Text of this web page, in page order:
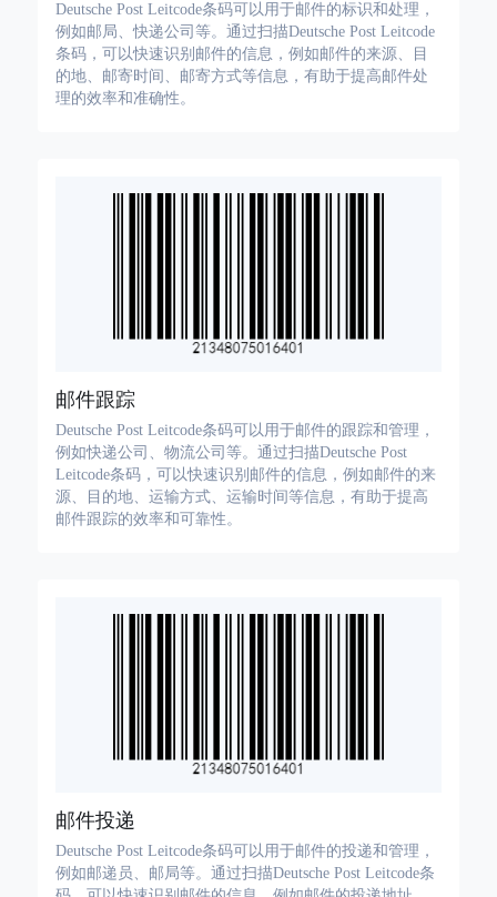
Deutsche Post Leitcode条码可以用于邮件的标识和处理，
例如邮局、快递公司等。通过扫描Deutsche Post Leitcode
条码，可以快速识别邮件的信息，例如邮件的来源、目
的地、邮寄时间、邮寄方式等信息，有助于提高邮件处
理的效率和准确性。
邮件跟踪
Deutsche Post Leitcode条码可以用于邮件的跟踪和管理，
例如快递公司、物流公司等。通过扫描Deutsche Post
Leitcode条码，可以快速识别邮件的信息，例如邮件的来
源、目的地、运输方式、运输时间等信息，有助于提高
邮件跟踪的效率和可靠性。
邮件投递
Deutsche Post Leitcode条码可以用于邮件的投递和管理，
例如邮递员、邮局等。通过扫描Deutsche Post Leitcode条